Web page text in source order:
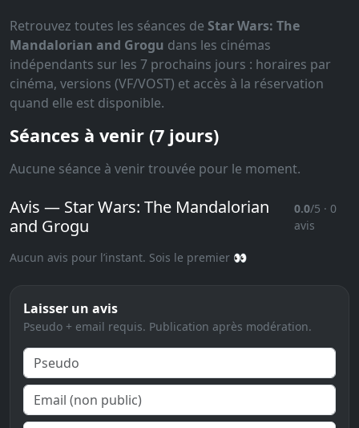
Retrouvez toutes les séances de Star Wars: The
Mandalorian and Grogu dans les cinémas
indépendants sur les 7 prochains jours : horaires par
cinéma, versions (VF/VOST) et accès à la réservation
quand elle est disponible.
Séances à venir (7 jours)
Aucune séance à venir trouvée pour le moment.
Avis — Star Wars: The Mandalorian
and Grogu
0.0/5 · 0
avis
Aucun avis pour l’instant. Sois le premier 👀
Laisser un avis
Pseudo + email requis. Publication après modération.